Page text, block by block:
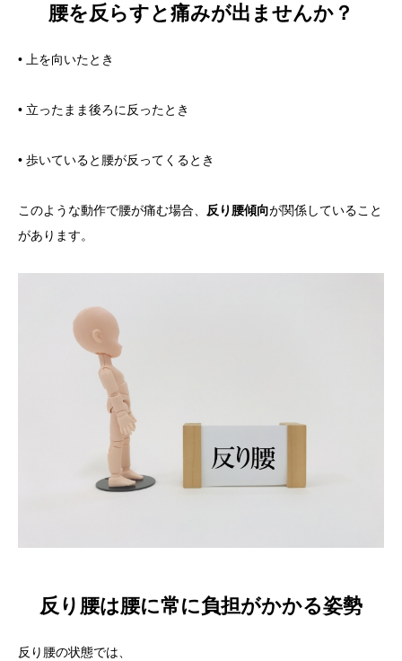
腰を反らすと痛みが出ませんか？
• 上を向いたとき
• 立ったまま後ろに反ったとき
• 歩いていると腰が反ってくるとき
このような動作で腰が痛む場合、 反り腰傾向が関係していること
があります。
反り腰は腰に常に負担がかかる姿勢
反り腰の状態では、